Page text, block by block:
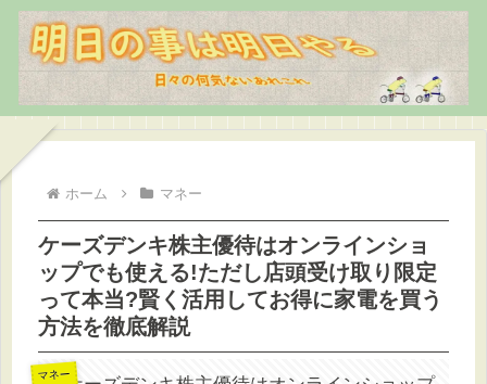
ホーム マネー
ケーズデンキ株主優待はオンラインショ
ップでも使える!ただし店頭受け取り限定
って本当?賢く活用してお得に家電を買う
方法を徹底解説
マネー